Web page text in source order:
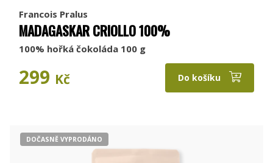
Francois Pralus
MADAGASKAR CRIOLLO 100%
100% hořká čokoláda 100 g
299 Kč Do košíku
DOČASNĚ VYPRODÁNO